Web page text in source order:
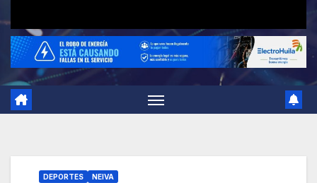
DEPORTES NEIVA